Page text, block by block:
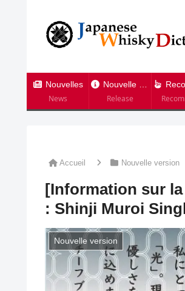
Nouvelles
News
Nouvelle version
Release
Accueil Nouvelle version
[Information sur
: Shinji Muroi
Nouvelle version